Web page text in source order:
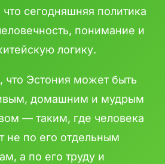
что сегодняшняя политика
понимание и
логику.
Эстония может быть
домашним и мудрым
— таким, где человека
не по его отдельным
а по его труду и